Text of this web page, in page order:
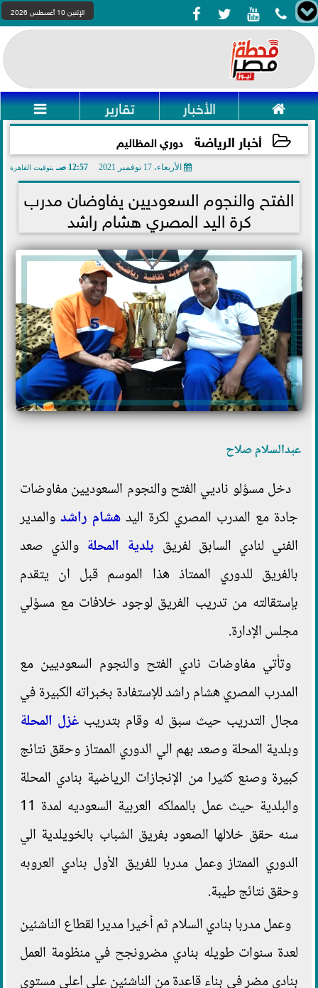
    الإثنين 10 أغسطس 2026
 الأخبار تقارير 
أخبار الرياضة دوري المظاليم
الأربعاء، 17 نوفمبر 2021 12:57 صـ بتوقيت القاهرة
الفتح والنجوم السعوديين يفاوضان مدرب
كرة اليد المصري هشام راشد
عبدالسلام صلاح
دخل مسؤلو ناديي الفتح والنجوم السعوديين مفاوضات
جادة مع المدرب المصري لكرة اليد هشام راشد والمدير
الفني لنادي السابق لفريق بلدية المحلة والذي صعد
بالفريق للدوري الممتاذ هذا الموسم قبل ان يتقدم
بإستقالته من تدريب الفريق لوجود خلافات مع مسؤلي
مجلس الإدارة.
وتأتي مفاوضات نادي الفتح والنجوم السعوديين مع
المدرب المصري هشام راشد للإستفادة بخبراته الكبيرة في
مجال التدريب حيث سبق له وقام بتدريب غزل المحلة
وبلدية المحلة وصعد بهم الي الدوري الممتاز وحقق نتائج
كبيرة وصنع كثيرا من الإنجازات الرياضية بنادي المحلة
والبلدية حيث عمل بالمملكه العربية السعوديه لمدة 11
سنه حقق خلالها الصعود بفريق الشباب بالخويلدية الي
الدوري الممتاز وعمل مدربا للفريق الأول بنادي العروبه
وحقق نتائج طيبة.
وعمل مدربا بنادي السلام ثم أخيرا مديرا لقطاع الناشئين
لعدة سنوات طويله بنادي مضرونجح في منظومة العمل
بنادي مضر في بناء قاعدة من الناشئين علي اعلي مستوي